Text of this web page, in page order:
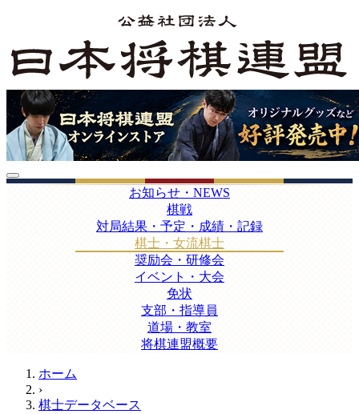
お知らせ・NEWS
棋戦
対局結果・予定・成績・記録
棋士・女流棋士
奨励会・研修会
イベント・大会
免状
支部・指導員
道場・教室
将棋連盟概要
ホーム
›
棋士データベース